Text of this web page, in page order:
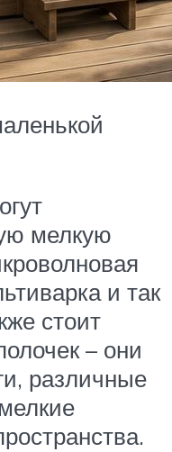
мелкую
и так
стоит
– они
различные